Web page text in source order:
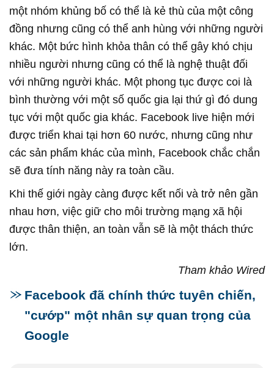
một nhóm khủng bố có thể là kẻ thù của một công
đồng nhưng cũng có thể anh hùng với những người
khác. Một bức hình khỏa thân có thể gây khó chịu
nhiều người nhưng cũng có thể là nghệ thuật đối
với những người khác. Một phong tục được coi là
bình thường với một số quốc gia lại thứ gì đó dung
tục với một quốc gia khác. Facebook live hiện mới
được triển khai tại hơn 60 nước, nhưng cũng như
các sản phẩm khác của mình, Facebook chắc chắn
sẽ đưa tính năng này ra toàn cầu.
Khi thế giới ngày càng được kết nối và trở nên gần
nhau hơn, việc giữ cho môi trường mạng xã hội
được thân thiện, an toàn vẫn sẽ là một thách thức
lớn.
Tham khảo Wired
Facebook đã chính thức tuyên chiến,
"cướp" một nhân sự quan trọng của
Google